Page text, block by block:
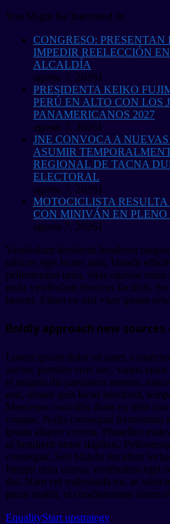
You Might Be Interested In
CONGRESO:
IMPEDIR REELECCIÓN
ALCALDÍA
agosto 7, 20261
PRESIDENTA KEIKO
PERÚ EN ALTO CON LOS
PANAMERICANOS 2027
agosto 7, 20261
JNE CONVOCA A
ASUMIR
REGIONAL DE TACNA
ELECTORAL
agosto 7, 20261
MOTOCICLISTA
CON MINIVÁN EN PLENO
agosto 7, 20261
Vestibulum hendrerit hendrerit
ultrices eget lectus quis, blandit
pellentesque urna, vitae egestas
nulla vestibulum rhoncus facilisis.
laoreet. Etiam eu nisl vitae ipsum
Boldly approach new sources
Lorem ipsum dolor sit amet,
auctor, porttitor eros nec, varius
et magnis dis parturient montes,
erat, ornare quis lacus hendrerit,
Maecenas convallis diam eu nibh
congue. Nulla consequat fermentum
ipsum aliquet viverra. Phasellus
ut hendrerit tortor dapibus.
consequat. Sed blandit tincidunt
Integer urna massa, vestibulum eget
dui. Nam vel malesuada mi, ac
purus mattis, et condimentum lorem
EqualityStart upstrategy